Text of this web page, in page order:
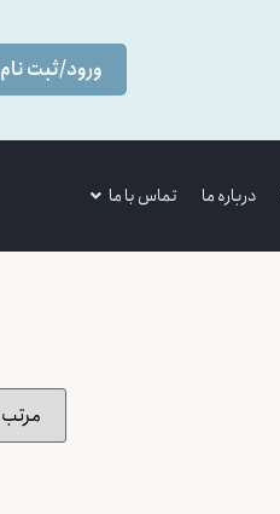
ورود/ثبت نام
درباره ما تماس با ما